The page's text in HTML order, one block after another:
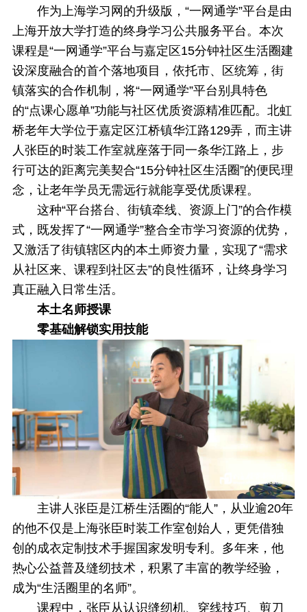
作为上海学习网的升级版，“一网通学”平台是由
上海开放大学打造的终身学习公共服务平台。本次
课程是“一网通学”平台与嘉定区15分钟社区生活圈建
设深度融合的首个落地项目，依托市、区统筹，街
镇落实的合作机制，将“一网通学”平台别具特色
的“点课心愿单”功能与社区优质资源精准匹配。北虹
桥老年大学位于嘉定区江桥镇华江路129弄，而主讲
人张臣的时装工作室就座落于同一条华江路上，步
行可达的距离完美契合“15分钟社区生活圈”的便民理
念，让老年学员无需远行就能享受优质课程。
这种“平台搭台、街镇牵线、资源上门”的合作模
式，既发挥了“一网通学”整合全市学习资源的优势，
又激活了街镇辖区内的本土师资力量，实现了“需求
从社区来、课程到社区去”的良性循环，让终身学习
真正融入日常生活。
本土名师授课
零基础解锁实用技能
主讲人张臣是江桥生活圈的“能人”，从业逾20年
的他不仅是上海张臣时装工作室创始人，更凭借独
创的成衣定制技术手握国家发明专利。多年来，他
热心公益普及缝纫技术，积累了丰富的教学经验，
成为“生活圈里的名师”。
课程中，张臣从认识缝纫机、穿线技巧、剪刀